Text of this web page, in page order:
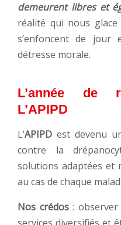
demeurent libres et
réalité qui nous
s’enfoncent de
détresse morale.
L’année de
L’APIPD
L’APIPD est devenu
contre la
solutions adaptées et
au cas de chaque
Nos crédos: observer